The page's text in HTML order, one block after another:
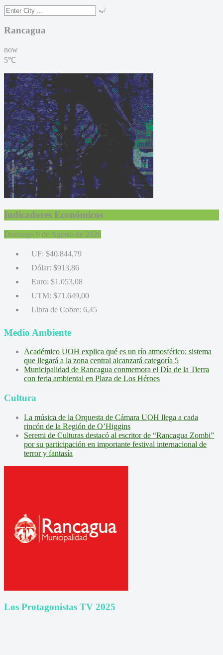
Rancagua
now
5℃
Indicadores Económicos
Domingo 9 de Agosto de 2026
UF: $40.844,79
Dólar: $913,86
Euro: $1.053,08
UTM: $71.649,00
Libra de Cobre: 6,45
Medio Ambiente
Académico UOH explica qué es un río atmosférico: sistema
que llegará a la zona central alcanzará categoría 5
Municipalidad de Rancagua conmemora el Día de la Tierra
con feria ambiental en Plaza de Los Héroes
Cultura
La música de la Orquesta de Cámara UOH llega a cada
rincón de la Región de O’Higgins
Seremi de Culturas destacó al escritor de “Rancagua Zombi”
por su participación en importante festival internacional de
terror y fantasía
Los Protagonistas TV 2025